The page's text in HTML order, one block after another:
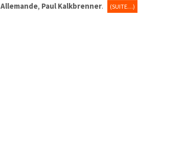
Allemande, Paul Kalkbrenner. (SUITE…)